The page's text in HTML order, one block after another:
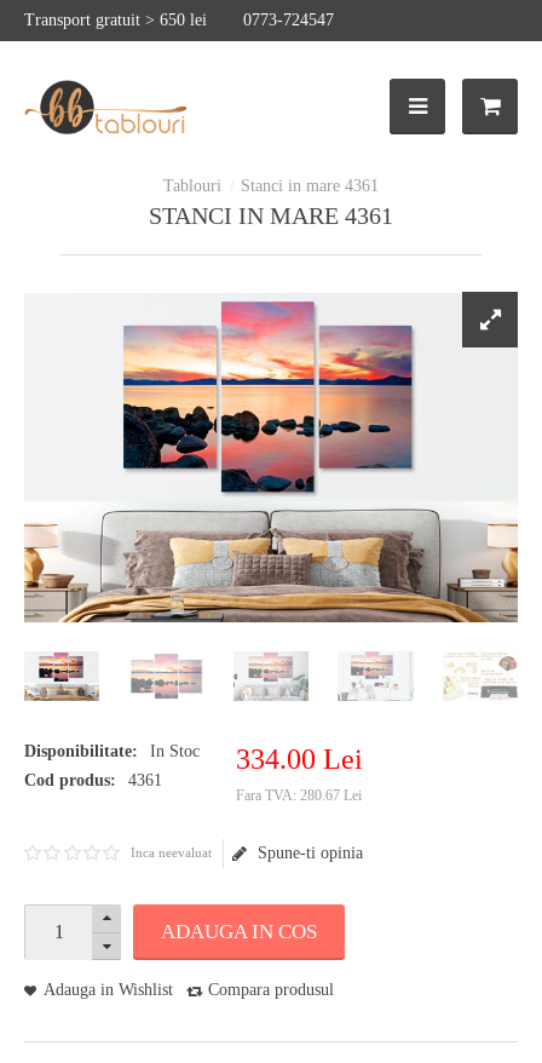
Transport gratuit > 650 lei 0773-724547
Stanci in mare 4361
STANCI IN MARE 4361
Disponibilitate:
In Stoc
Cod produs:
4361
334.00 Lei
Fara TVA: 280.67 Lei
Inca neevaluat Spune-ti opinia
ADAUGA IN COS
Adauga in Wishlist Compara produsul